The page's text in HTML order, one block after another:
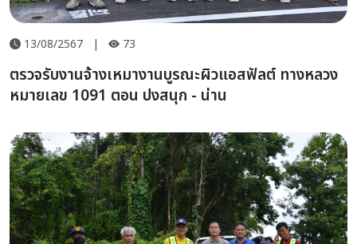
13/08/2567 | 73
ตรวจรับงานจ้างเหมางานบูรณะผิวแอสฟัลต์ ทางหลวง
หมายเลข 1091 ตอน ปงสนุก - น่าน